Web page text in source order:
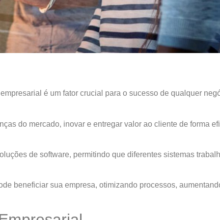
é um fator crucial para o sucesso de qualquer
do mercado, inovar e entregar valor ao cliente de forma
de software, permitindo que diferentes sistemas
beneficiar sua empresa, otimizando processos,